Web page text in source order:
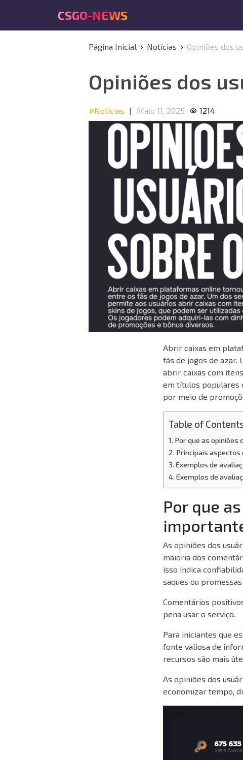
CSGO-NEWS
Página Inicial Notícias Opiniões dos
Opiniões dos
#Notícias | Maio 11, 2025 1214
Abrir caixas em
fãs de jogos de azar.
abrir caixas com
em títulos populares
por meio de
Table of
Por que as opiniões
Principais
Exemplos de
Exemplos de
Por que
As opiniões dos
maioria dos
isso indica
saques ou
Comentários
pena usar o serviço.
Para iniciantes que
fonte valiosa de
recursos são mais
As opiniões dos
economizar tempo,